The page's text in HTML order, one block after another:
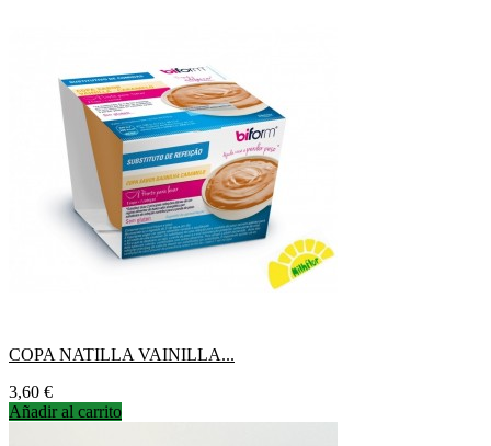
COPA NATILLA VAINILLA...
Precio
3,60 €
Añadir al carrito